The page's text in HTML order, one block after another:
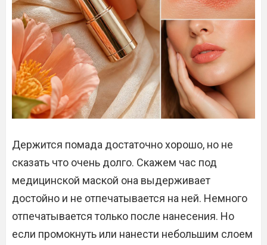
Держится помада достаточно хорошо, но не
сказать что очень долго. Скажем час под
медицинской маской она выдерживает
достойно и не отпечатывается на ней. Немного
отпечатывается только после нанесения. Но
если промокнуть или нанести небольшим слоем